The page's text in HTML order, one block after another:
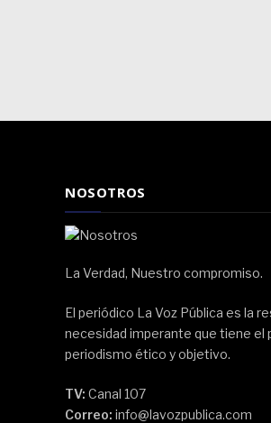
NOSOTROS
La Verdad, Nuestro compromiso.
El periódico La Voz Pública es la
necesidad imperante que tiene el
periodismo ético y objetivo.
TV: Canal 107
Correo: info@lavozpublica.com